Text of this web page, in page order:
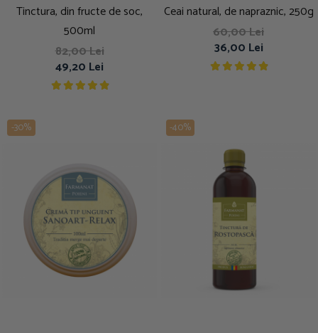
Tinctura, din fructe de soc,
500ml
82,00 Lei
49,20 Lei
Ceai natural, de napraznic, 250g
60,00 Lei
36,00 Lei
-30% -40%